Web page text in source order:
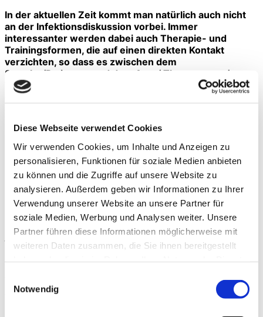
Diese Webseite verwendet Cookies
Wir verwenden Cookies, um Inhalte und Anzeigen zu
personalisieren, Funktionen für soziale Medien anbieten
zu können und die Zugriffe auf unsere Website zu
analysieren. Außerdem geben wir Informationen zu Ihrer
Verwendung unserer Website an unsere Partner für
soziale Medien, Werbung und Analysen weiter. Unsere
Partner führen diese Informationen möglicherweise mit
weiteren Daten zusammen, die Sie ihnen bereitgestellt
Notwendig
In der aktuellen Zeit kommt man natürlich auch nicht
an der Infektionsdiskussion vorbei. Immer
interessanter werden dabei auch Therapie- und
Trainingsformen, die auf einen direkten Kontakt
verzichten, so dass es zwischen dem
Sportler/Patienten und dem Arzt / Therapeuten /
Trainer zu keinem Körperkontakt kommt. Haben Sie
damit Erfahrung und wie sehen Sie die Entwicklung in
Grundsätzlich ist eine multimodale Therapie und
Trainingsgestaltung sinnvoll. Bei der Betreuung im
orthopädischen Bereich wird es immer zu Kontakt
zwischen dem Sportler bzw. Patienten und dem Arzt,
Therapeuten oder Trainer kommen. Eine sehr gute
Option, einen ausreichenden Abstand zwischen dem
Therapeuten und dem Trainierendem zu gewährleisten,
ist aber z.B. die Neurac Therapie mit seiner
neuromuskulären Stimulation. Grundvoraussetzung
jeglicher Therapieform ist die Einhaltung der
hygienischen Standards.
anwenden?